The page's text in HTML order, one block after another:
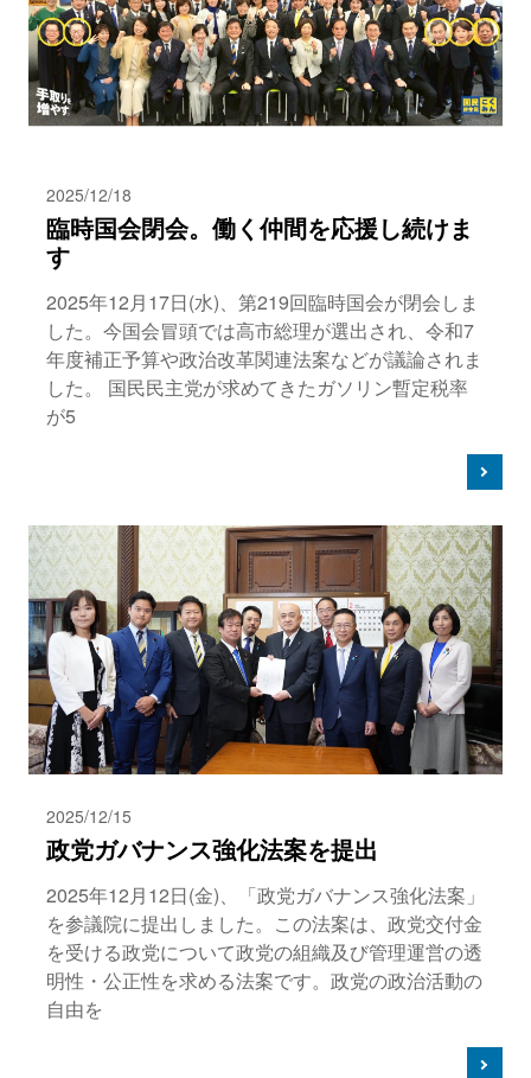
2025/12/18
臨時国会閉会。働く仲間を応援し続けま
す
2025年12月17日(水)、第219回臨時国会が閉会しま
した。今国会冒頭では高市総理が選出され、令和7
年度補正予算や政治改革関連法案などが議論されま
した。 国民民主党が求めてきたガソリン暫定税率
が5
2025/12/15
政党ガバナンス強化法案を提出
2025年12月12日(金)、「政党ガバナンス強化法案」
を参議院に提出しました。この法案は、政党交付金
を受ける政党について政党の組織及び管理運営の透
明性・公正性を求める法案です。政党の政治活動の
自由を